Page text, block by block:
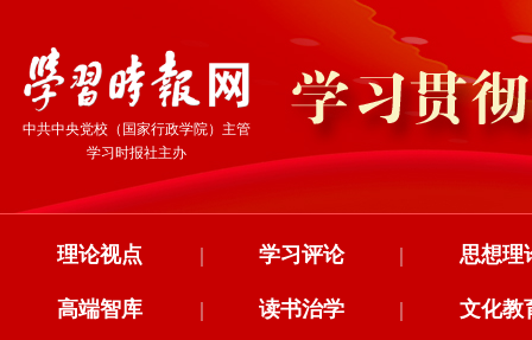
中共中央党校（国家行政学院）主管
学习时报社主办
理论视点 学习评论
| 思想理
|
高端智库 读书治学
| 文化教
|